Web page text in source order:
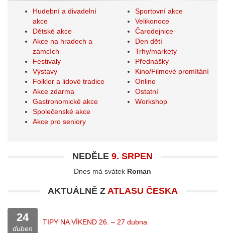
Hudební a divadelní
akce
Dětské akce
Akce na hradech a
zámcích
Festivaly
Výstavy
Folklor a lidové tradice
Akce zdarma
Gastronomické akce
Společenské akce
Akce pro seniory
Sportovní akce
Velikonoce
Čarodejnice
Den dětí
Trhy/markety
Přednášky
Kino/Filmové promítání
Online
Ostatní
Workshop
NEDĚLE 9. SRPEN
Dnes má svátek Roman
AKTUÁLNĚ Z ATLASU ČESKA
24
duben
TIPY NA VÍKEND 26. – 27 dubna